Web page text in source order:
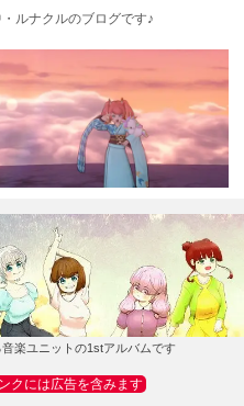
ルナクルのブログです♪
楽ユニットの1stアルバムです
クには広告を含みます